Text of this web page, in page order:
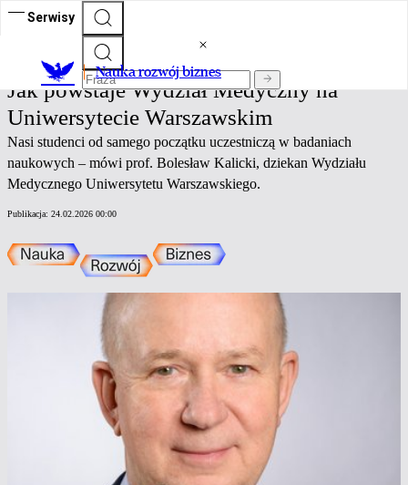
Serwisy
Nauka rozwój biznes
Nauka rozwój biznes
Jak powstaje Wydział Medyczny na
Uniwersytecie Warszawskim
Nasi studenci od samego początku uczestniczą w badaniach
naukowych – mówi prof. Bolesław Kalicki, dziekan Wydziału
Medycznego Uniwersytetu Warszawskiego.
Publikacja: 24.02.2026 00:00